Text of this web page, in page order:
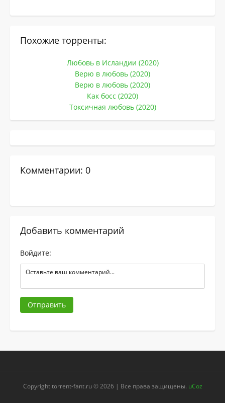
Похожие торренты:
Любовь в Исландии (2020)
Верю в любовь (2020)
Верю в любовь (2020)
Как босс (2020)
Токсичная любовь (2020)
Комментарии: 0
Добавить комментарий
Войдите:
Отправить
Copyright torrent-fant.ru © 2026 | Все права защищены. uCoz